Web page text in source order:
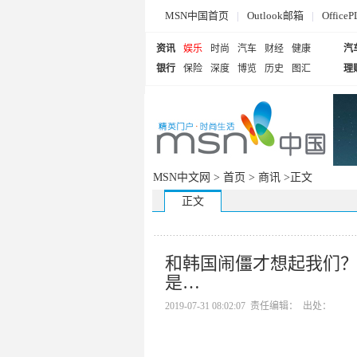
MSN中国首页 | Outlook邮箱 |
资讯 娱乐 时尚 汽车 财经
健康
银行
保险 深度 博览 历史 图汇
汽
理
MSN中文网 > 首页 > 商讯 >正文
正文
和韩国闹僵才想起我们
是…
2019-07-31 08:02:07 责任编辑： 出处：